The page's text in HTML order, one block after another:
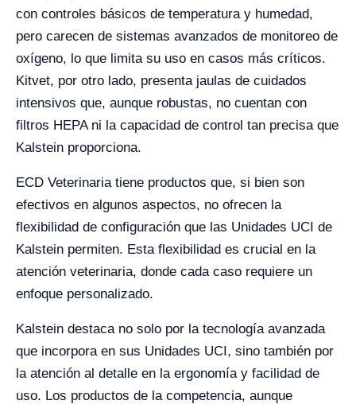
con controles básicos de temperatura y humedad,
pero carecen de sistemas avanzados de monitoreo de
oxígeno, lo que limita su uso en casos más críticos.
Kitvet, por otro lado, presenta jaulas de cuidados
intensivos que, aunque robustas, no cuentan con
filtros HEPA ni la capacidad de control tan precisa que
Kalstein proporciona.
ECD Veterinaria tiene productos que, si bien son
efectivos en algunos aspectos, no ofrecen la
flexibilidad de configuración que las Unidades UCI de
Kalstein permiten. Esta flexibilidad es crucial en la
atención veterinaria, donde cada caso requiere un
enfoque personalizado.
Kalstein destaca no solo por la tecnología avanzada
que incorpora en sus Unidades UCI, sino también por
la atención al detalle en la ergonomía y facilidad de
uso. Los productos de la competencia, aunque